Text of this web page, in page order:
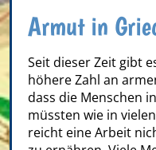
Armut in
Seit dieser Zeit gibt
höhere Zahl an
dass die Menschen
müssten wie in
reicht eine Arbeit